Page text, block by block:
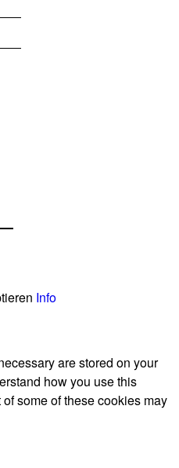
Info
are stored on your
how you use this
some of these cookies may